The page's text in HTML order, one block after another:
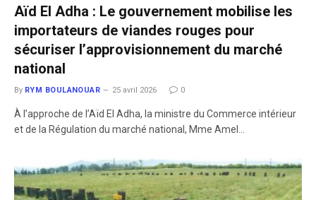
Aïd El Adha : Le gouvernement mobilise les
importateurs de viandes rouges pour
sécuriser l’approvisionnement du marché
national
By RYM BOULANOUAR 25 avril 2026 0
À l’approche de l’Aïd El Adha, la ministre du Commerce intérieur
et de la Régulation du marché national, Mme Amel…